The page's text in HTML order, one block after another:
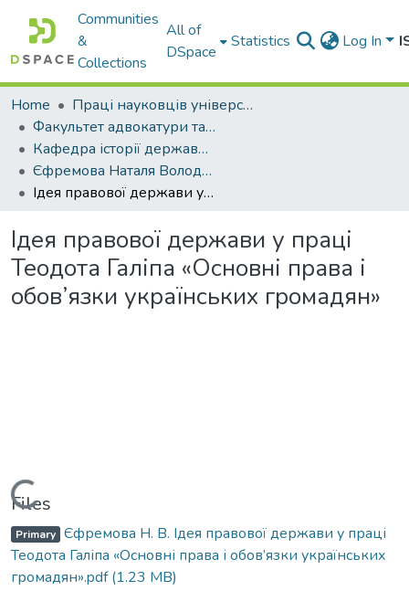
Communities
&
Collections
All of
DSpace
Statistics Log In
Home
Праці науковців університету
Факультет адвокатури та антикорупційної діяльності
Кафедра історії держави і права
Єфремова Наталя Володимирівна
Ідея правової держави у праці Теодота Галіпа «Основні права і обов’язки українських громадян»
Ідея правової держави у праці
Теодота Галіпа «Основні права і
обов’язки українських громадян»
Loading...
Files
Primary Єфремова Н. В. Ідея правової держави у праці
Теодота Галіпа «Основні права і обов’язки українських
громадян».pdf(1.23 MB)